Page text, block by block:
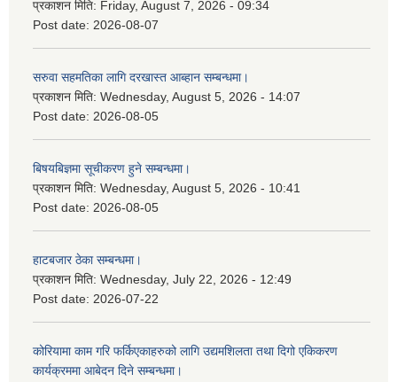
प्रकाशन मिति: Friday, August 7, 2026 - 09:34
Post date: 2026-08-07
सरुवा सहमतिका लागि दरखास्त आब्हान सम्बन्धमा।
प्रकाशन मिति: Wednesday, August 5, 2026 - 14:07
Post date: 2026-08-05
बिषयबिज्ञमा सूचीकरण हुने सम्बन्धमा।
प्रकाशन मिति: Wednesday, August 5, 2026 - 10:41
Post date: 2026-08-05
हाटबजार ठेका सम्बन्धमा।
प्रकाशन मिति: Wednesday, July 22, 2026 - 12:49
Post date: 2026-07-22
कोरियामा काम गरि फर्किएकाहरुको लागि उद्यमशिलता तथा दिगो एकिकरण
कार्यक्रममा आबेदन दिने सम्बन्धमा।